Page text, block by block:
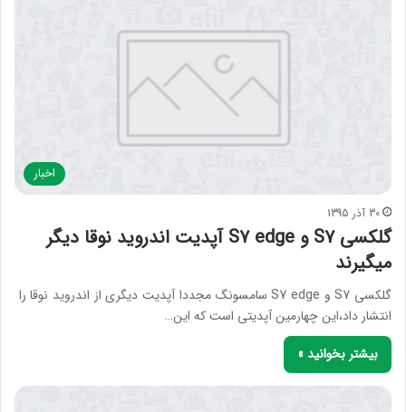
اخبار
30 آذر 1395
گلکسی S7 و S7 edge آپدیت اندروید نوقا دیگر
میگیرند
گلکسی S7 و S7 edge سامسونگ مجددا آپدیت دیگری از اندروید نوقا را
انتشار داد،این چهارمین آپدیتی است که این…
بیشتر بخوانید »